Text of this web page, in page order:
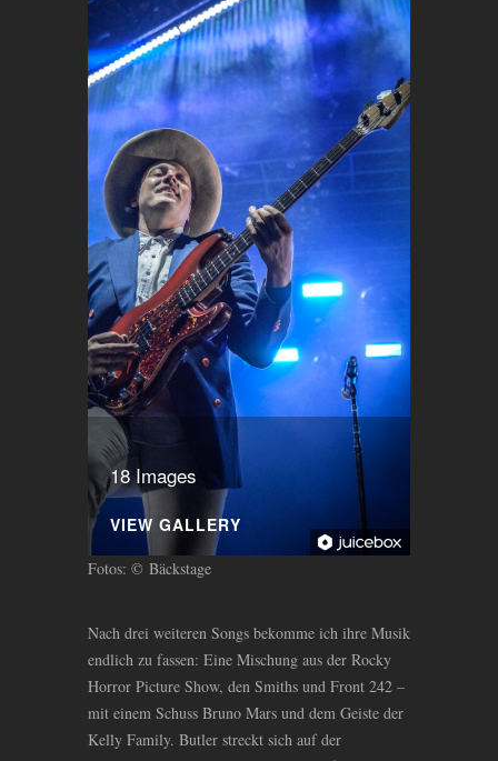
18 Images
VIEW GALLERY
Fotos: © Bäckstage
Nach drei weiteren Songs bekomme ich ihre Musik
endlich zu fassen: Eine Mischung aus der Rocky
Horror Picture Show, den Smiths und Front 242 –
mit einem Schuss Bruno Mars und dem Geiste der
Kelly Family. Butler streckt sich auf der